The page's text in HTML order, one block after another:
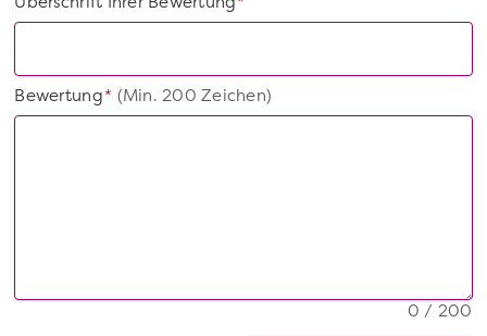
*
Überschrift Ihrer Bewertung
*
Bewertung(Min. 200 Zeichen)
0 / 200